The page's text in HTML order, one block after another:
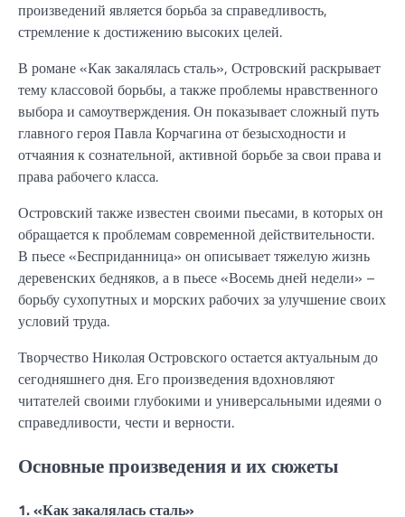
произведений является борьба за справедливость,
стремление к достижению высоких целей.
В романе «Как закалялась сталь», Островский раскрывает
тему классовой борьбы, а также проблемы нравственного
выбора и самоутверждения. Он показывает сложный путь
главного героя Павла Корчагина от безысходности и
отчаяния к сознательной, активной борьбе за свои права и
права рабочего класса.
Островский также известен своими пьесами, в которых он
обращается к проблемам современной действительности.
В пьесе «Бесприданница» он описывает тяжелую жизнь
деревенских бедняков, а в пьесе «Восемь дней недели» –
борьбу сухопутных и морских рабочих за улучшение своих
условий труда.
Творчество Николая Островского остается актуальным до
сегодняшнего дня. Его произведения вдохновляют
читателей своими глубокими и универсальными идеями о
справедливости, чести и верности.
Основные произведения и их сюжеты
1. «Как закалялась сталь»